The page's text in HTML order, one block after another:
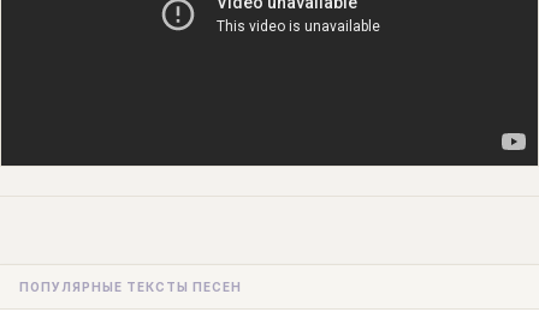
ПОПУЛЯРНЫЕ ТЕКСТЫ ПЕСЕН